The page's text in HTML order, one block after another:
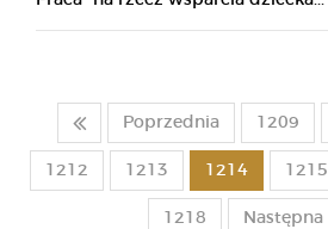
Poprzednia 1209
1212 1213 1214 1215
1218 Następna